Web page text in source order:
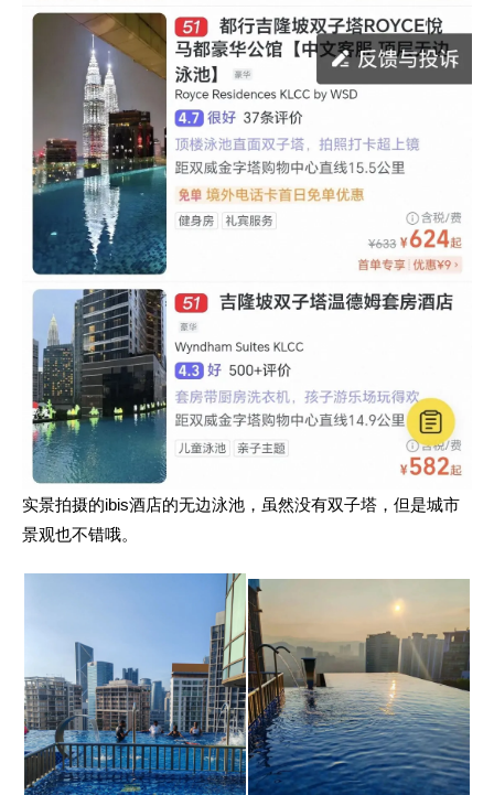
实景拍摄的ibis酒店的无边泳池，虽然没有双子塔，但是城市
景观也不错哦。